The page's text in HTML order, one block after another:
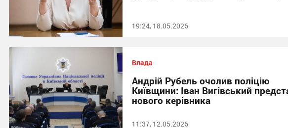
19:24, 18.05.2026
Влада
Андрій Рубель очолив поліцію
Київщини: Іван Вигівський
нового керівника
11:37, 12.05.2026